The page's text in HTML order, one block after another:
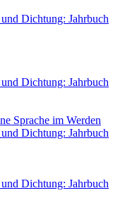
Dichtung: Jahrbuch
Dichtung: Jahrbuch
Sprache im Werden
Dichtung: Jahrbuch
Dichtung: Jahrbuch